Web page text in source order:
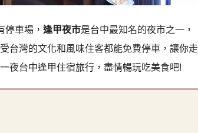
停車場， 逢甲夜市是台中最知名的夜市之一，
台灣的文化和風味住客都能免費停車，讓你走
夜台中逢甲住宿旅行，盡情暢玩吃美食吧!